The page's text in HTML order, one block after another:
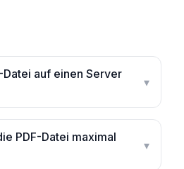
auf einen Server
▾
PDF-Datei maximal
▾